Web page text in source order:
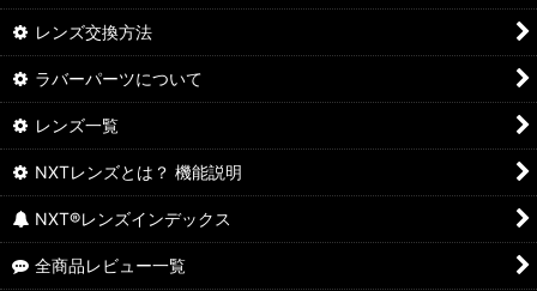
レンズ交換方法
ラバーパーツについて
レンズ一覧
NXTレンズとは？ 機能説明
NXT®レンズインデックス
全商品レビュー一覧